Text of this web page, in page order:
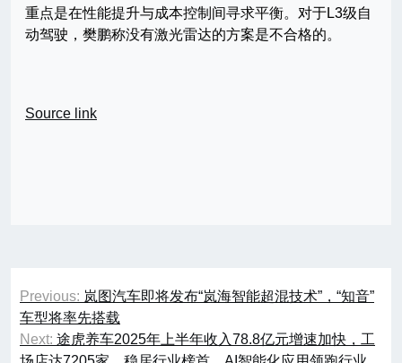
重点是在性能提升与成本控制间寻求平衡。对于L3级自
动驾驶，樊鹏称没有激光雷达的方案是不合格的。
Source link
文
章
导
Previous: 岚图汽车即将发布“岚海智能超混技术”，“知音”
车型将率先搭载
Next: 途虎养车2025年上半年收入78.8亿元增速加快，工